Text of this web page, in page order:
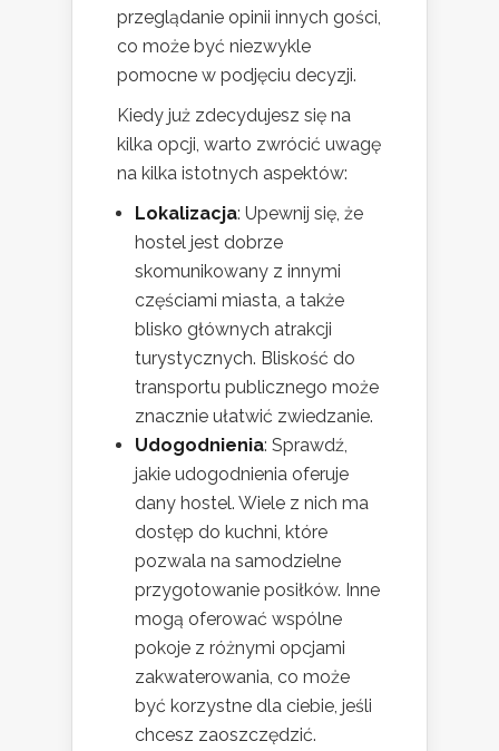
przeglądanie opinii innych gości,
co może być niezwykle
pomocne w podjęciu decyzji.
Kiedy już zdecydujesz się na
kilka opcji, warto zwrócić uwagę
na kilka istotnych aspektów:
Lokalizacja: Upewnij się, że
hostel jest dobrze
skomunikowany z innymi
częściami miasta, a także
blisko głównych atrakcji
turystycznych. Bliskość do
transportu publicznego może
znacznie ułatwić zwiedzanie.
Udogodnienia: Sprawdź,
jakie udogodnienia oferuje
dany hostel. Wiele z nich ma
dostęp do kuchni, które
pozwala na samodzielne
przygotowanie posiłków. Inne
mogą oferować wspólne
pokoje z różnymi opcjami
zakwaterowania, co może
być korzystne dla ciebie, jeśli
chcesz zaoszczędzić.